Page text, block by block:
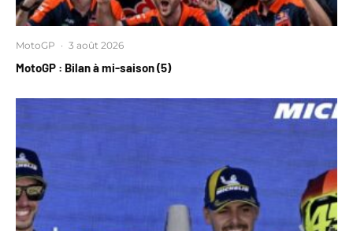
MotoGP · 3 août 2026
MotoGP : Bilan à mi-saison (5)